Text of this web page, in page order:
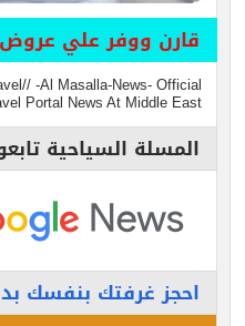
قارن ووفر علي عروض
-Al Masalla-News- Official
Portal News At Middle East
المسلة السياحية
احجز غرفتك بنفسك